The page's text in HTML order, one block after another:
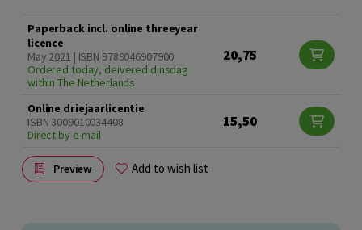
Paperback incl. online threeyear
licence
May 2021 | ISBN 9789046907900
Ordered today, deivered dinsdag
within The Netherlands
20,75
Online driejaarlicentie
ISBN 3009010034408
Direct by e-mail
15,50
Preview Add to wish list